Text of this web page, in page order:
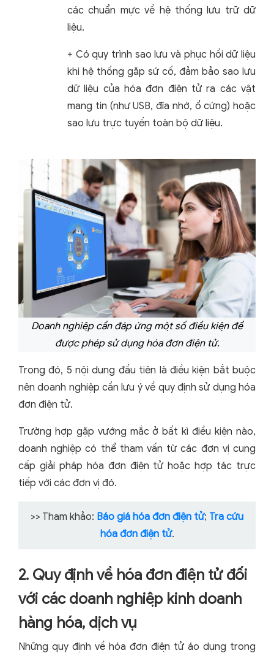
các chuẩn mực về hệ thống lưu trữ dữ
liệu.
+ Có quy trình sao lưu và phục hồi dữ liệu
khi hệ thống gặp sứ cố, đảm bảo sao lưu
dữ liệu của hóa đơn điện tử ra các vật
mang tin (như USB, đĩa nhớ, ổ cứng) hoặc
sao lưu trực tuyến toàn bộ dữ liệu.
Doanh nghiệp cần đáp ứng một số điều kiện để
được phép sử dụng hóa đơn điện tử.
Trong đó, 5 nội dung đầu tiên là điều kiện bắt buộc
nên doanh nghiệp cần lưu ý về quy định sử dụng hóa
đơn điện tử.
Trường hợp gặp vướng mắc ở bất kì điều kiện nào,
doanh nghiệp có thể tham vấn từ các đơn vị cung
cấp giải pháp hóa đơn điện tử hoặc hợp tác trực
tiếp với các đơn vị đó.
>> Tham khảo: Báo giá hóa đơn điện tử; Tra cứu
hóa đơn điện tử.
2. Quy định về hóa đơn điện tử đối
với các doanh nghiệp kinh doanh
hàng hóa, dịch vụ
Những quy định về hóa đơn điện tử áo dụng trong